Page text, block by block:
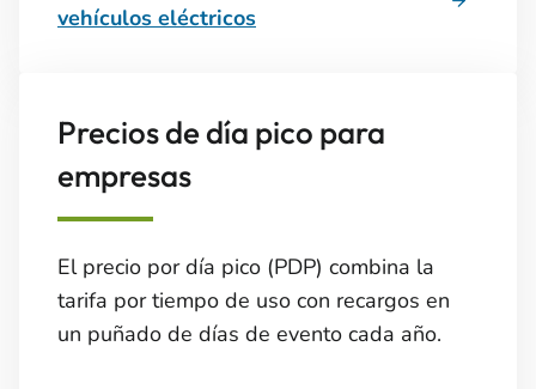
vehículos eléctricos
Precios de día pico para
empresas
El precio por día pico (PDP) combina la
tarifa por tiempo de uso con recargos en
un puñado de días de evento cada año.